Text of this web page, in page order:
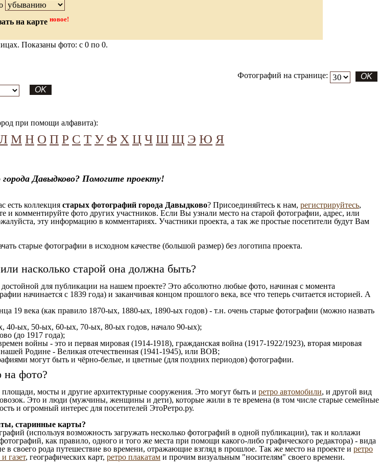
на карте новое!
Показаны фото: с 0 по 0.
Фотографий на странице:
при помощи алфавита):
М Н О П Р С Т У Ф Х Ц Ч Ш Щ Э Ю Я
Давыдково? Помогите проекту!
есть коллекция старых фотографий города Давыдково? Присоединяйтесь к нам, регистрируйтесь,
и комментируйте фото других участников. Если Вы узнали место на старой фотографии, адрес, или
эту информацию в комментариях. Участники проекта, а так же простые посетители будут Вам
старые фотографии в исходном качестве (большой размер) без логотипа проекта.
насколько старой она должна быть?
для публикации на нашем проекте? Это абсолютно любые фото, начиная c момента
начинается с 1839 года) и заканчивая концом прошлого века, все что теперь считается историей. А
19 века (как правило 1870-ых, 1880-ых, 1890-ых годов) - т.н. очень старые фотографии (можно назвать
40-ых, 50-ых, 60-ых, 70-ых, 80-ых годов, начало 90-ых);
(до 1917 года);
войны - это и первая мировая (1914-1918), гражданская война (1917-1922/1923), вторая мировая
Родине - Великая отечественная (1941-1945), или ВОВ;
могут быть и чёрно-белые, и цветные (для поздних периодов) фотографии.
на фото?
мосты и другие архитектурные сооружения. Это могут быть и ретро автомобили, и другой вид
Это и люди (мужчины, женщины и дети), которые жили в те времена (в том числе старые семейные
и огромный интерес для посетителей ЭтоРетро.ру.
старинные карты?
(используя возможность загружать несколько фотографий в одной публикации), так и коллажи
как правило, одного и того же места при помощи какого-либо графического редактора) - вида
своего рода путешествие во времени, отражающие взгляд в прошлое. Так же место на проекте и ретро
газет, географических карт, ретро плакатам и прочим визуальным "носителям" своего времени.